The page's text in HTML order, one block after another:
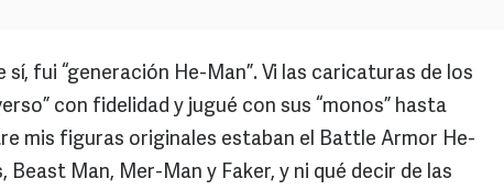
sí, fui “generación He-Man”. Vi las caricaturas de los
con fidelidad y jugué con sus “monos” hasta
mis figuras originales estaban el Battle Armor He-
Man, Mer-Man y Faker, y ni qué decir de las